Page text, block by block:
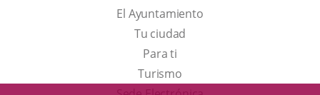
El Ayuntamiento
Tu ciudad
Para ti
TurismoEste